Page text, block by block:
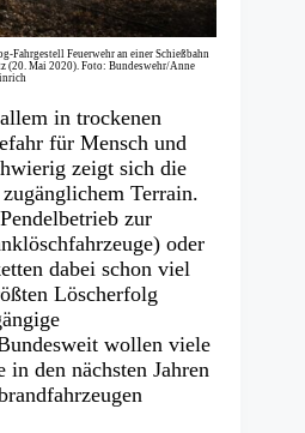
Fahrgestell Feuerwehr an einer Schießbahn
(20. Mai 2020). Foto: Bundeswehr/Anne
in trockenen
für Mensch und
zeigt sich die
Terrain.
zur
oder
dabei schon viel
Löscherfolg
wollen viele
den nächsten Jahren